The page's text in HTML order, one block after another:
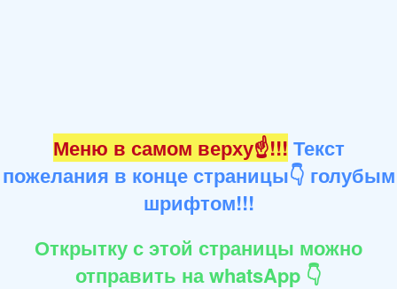
Меню в самом верху☝!!! Текст
пожелания в конце страницы👇 голубым
шрифтом!!!
Открытку с этой страницы можно
отправить на whatsApp 👇